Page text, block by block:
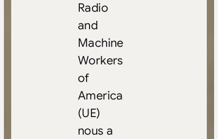
Radio
and
Machine
Workers
of
America
(UE)
nous a